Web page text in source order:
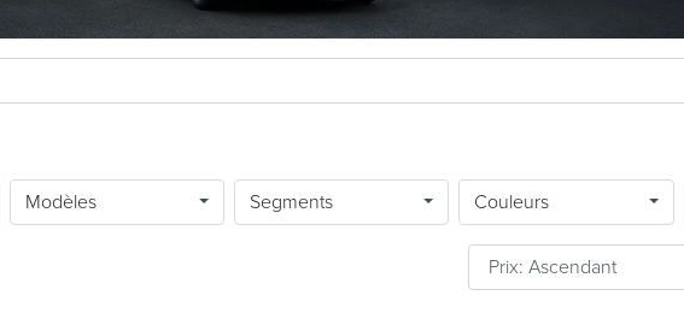
Modèles Segments Couleurs